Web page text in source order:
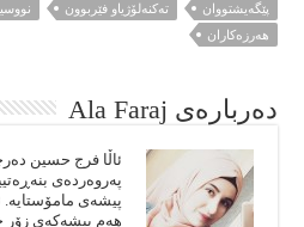
پێگەيشتووان
تەكنەلۆژياو فێربوون
هەرزەكاران
دەربارەى Ala Faraj
ئاڵا فرج حسین
پەروەردەی
پیشەی مامۆستایە.
هەم پیشەکەی زۆر